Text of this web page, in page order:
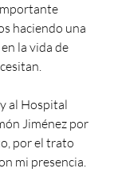
haciendo una
la vida de
al Hospital
Jiménez por
por el trato
mi presencia.